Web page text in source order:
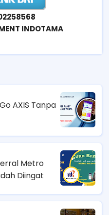
INDOTAMA
AXIS Tanpa
Metro
Diingat